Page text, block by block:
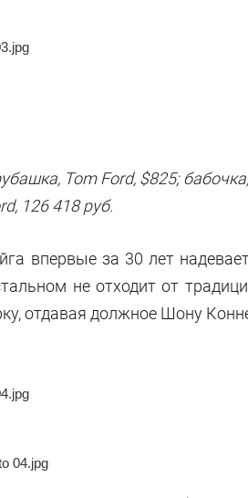
Tom Ford, $825;
126 418 руб.
впервые за 30 лет
не отходит от
отдавая должное Шону